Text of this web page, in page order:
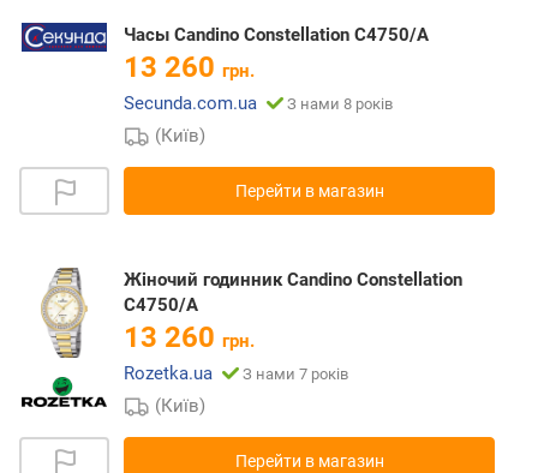
Часы Candino Constellation C4750/A
13 260 грн.
Secunda.com.ua
З нами 8 років
(Київ)
Перейти в магазин
Жіночий годинник Candino Constellation
C4750/A
13 260 грн.
Rozetka.ua
З нами 7 років
(Київ)
Перейти в магазин